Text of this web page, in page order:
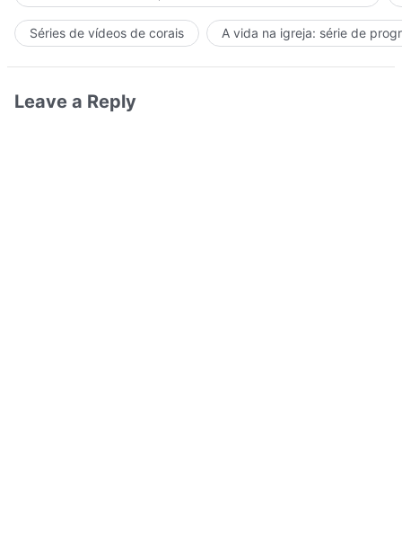
Séries de vídeos de corais A vida na igreja: série de
Leave a Reply